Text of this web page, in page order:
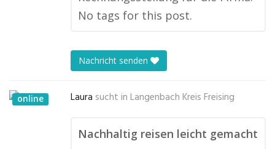
No tags for this post.
Nachricht senden
online Laura sucht in Langenbach Kreis Freising
Nachhaltig reisen leicht gemacht